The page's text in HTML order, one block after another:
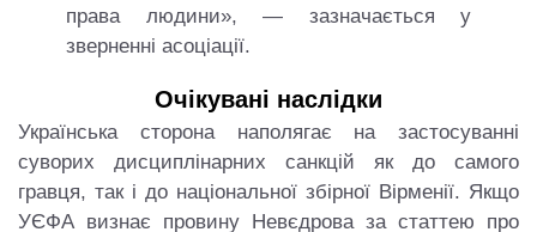
права людини», — зазначається у
зверненні асоціації.
Очікувані наслідки
Українська сторона наполягає на застосуванні
суворих дисциплінарних санкцій як до самого
гравця, так і до національної збірної Вірменії. Якщо
УЄФА визнає провину Невєдрова за статтею про